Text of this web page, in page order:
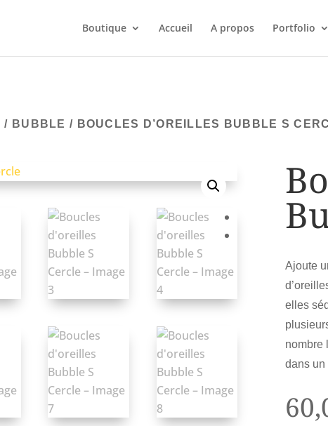
Boutique Accueil A propos Portfolio
/ BUBBLE / BOUCLES D’OREILLES BUBBLE S
Ajoute
elles
nombre
dans un